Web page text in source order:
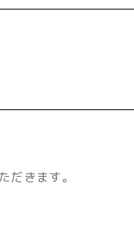
きます。